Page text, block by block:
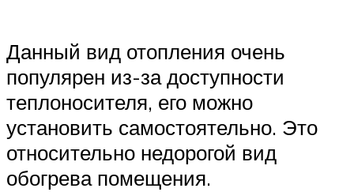
Данный вид отопления очень
популярен из-за доступности
теплоносителя, его можно
установить самостоятельно. Это
относительно недорогой вид
обогрева помещения.